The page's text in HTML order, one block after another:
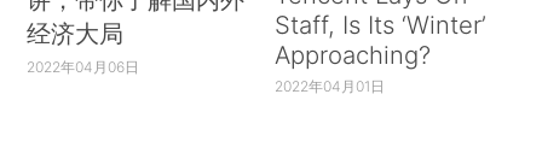
经济大局
2022年04月06日
Staff, Is Its ‘Winter’
Approaching?
2022年04月01日